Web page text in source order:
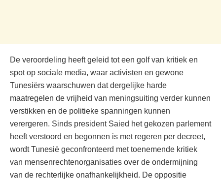
De veroordeling heeft geleid tot een golf van kritiek en
spot op sociale media, waar activisten en gewone
Tunesiërs waarschuwen dat dergelijke harde
maatregelen de vrijheid van meningsuiting verder kunnen
verstikken en de politieke spanningen kunnen
verergeren. Sinds president Saied het gekozen parlement
heeft verstoord en begonnen is met regeren per decreet,
wordt Tunesië geconfronteerd met toenemende kritiek
van mensenrechtenorganisaties over de ondermijning
van de rechterlijke onafhankelijkheid. De oppositie